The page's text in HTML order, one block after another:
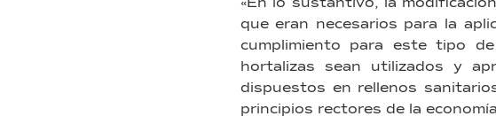
«En lo sustantivo, la
que eran necesarios para la
cumplimiento para este tipo
hortalizas sean utilizados y
dispuestos en rellenos
principios rectores de la